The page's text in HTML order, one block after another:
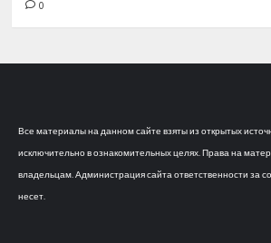
0
Все материалы на данном сайте взяты из открытых
исключительно в ознакомительных целях. Права на
владельцам. Администрация сайта ответственности за
несет.